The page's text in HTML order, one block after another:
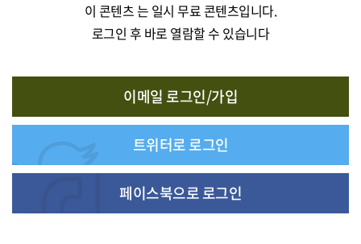
이 콘텐츠 는 일시 무료 콘텐츠입니다.
로그인 후 바로 열람할 수 있습니다
이메일 로그인/가입
트위터로 로그인
페이스북으로 로그인